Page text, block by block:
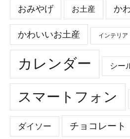
おみやげ お土産 か
かわいいお土産 インテリア
カレンダー シー
スマートフォン
ダイソー チョコレート